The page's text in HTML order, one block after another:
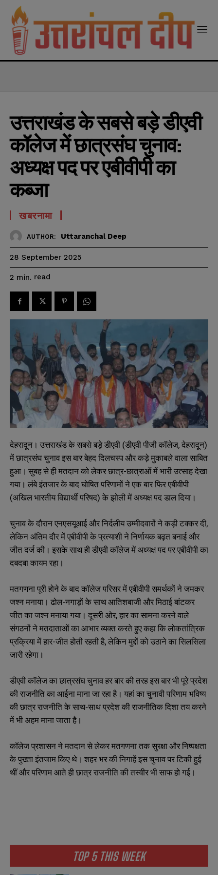
TOP 5 THIS WEEK
उत्तराखंड के सबसे बड़े डीएवी
कॉलेज में छात्रसंघ चुनाव:
अध्यक्ष पद पर एबीवीपी का
कब्जा
खबरनामा
AUTHOR: Uttaranchal Deep
28 September 2025
2 min. read
देहरादून। उत्तराखंड के सबसे बड़े डीएवी (डीएवी पीजी कॉलेज, देहरादून)
में छात्रसंघ चुनाव इस बार बेहद दिलचस्प और कड़े मुकाबले वाला साबित
हुआ। सुबह से ही मतदान को लेकर छात्र-छात्राओं में भारी उत्साह देखा
गया। लंबे इंतजार के बाद घोषित परिणामों ने एक बार फिर एबीवीपी
(अखिल भारतीय विद्यार्थी परिषद) के झोली में अध्यक्ष पद डाल दिया।
चुनाव के दौरान एनएसयूआई और निर्दलीय उम्मीदवारों ने कड़ी टक्कर दी,
लेकिन अंतिम दौर में एबीवीपी के प्रत्याशी ने निर्णायक बढ़त बनाई और
जीत दर्ज की। इसके साथ ही डीएवी कॉलेज में अध्यक्ष पद पर एबीवीपी का
दबदबा कायम रहा।
मतगणना पूरी होने के बाद कॉलेज परिसर में एबीवीपी समर्थकों ने जमकर
जश्न मनाया। ढोल-नगाड़ों के साथ आतिशबाजी और मिठाई बांटकर
जीत का जश्न मनाया गया। दूसरी ओर, हार का सामना करने वाले
संगठनों ने मतदाताओं का आभार व्यक्त करते हुए कहा कि लोकतांत्रिक
प्रक्रिया में हार-जीत होती रहती है, लेकिन मुद्दों को उठाने का सिलसिला
जारी रहेगा।
डीएवी कॉलेज का छात्रसंघ चुनाव हर बार की तरह इस बार भी पूरे प्रदेश
की राजनीति का आईना माना जा रहा है। यहां का चुनावी परिणाम भविष्य
की छात्र राजनीति के साथ-साथ प्रदेश की राजनीतिक दिशा तय करने
में भी अहम माना जाता है।
कॉलेज प्रशासन ने मतदान से लेकर मतगणना तक सुरक्षा और निष्पक्षता
के पुख्ता इंतजाम किए थे। शहर भर की निगाहें इस चुनाव पर टिकी हुई
थीं और परिणाम आते ही छात्र राजनीति की तस्वीर भी साफ हो गई।